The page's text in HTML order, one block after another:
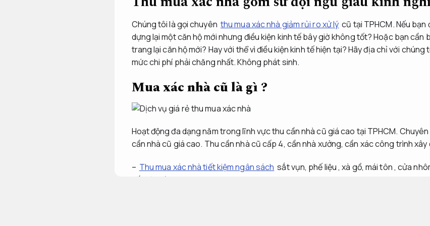
Chúng tôi là gọi chuyên thu mua xác nhà giảm rủi ro xử lý cũ tại TPHCM. Nếu
dựng lại một căn hộ mới nhưng điều kiện kinh tế bây giờ không tốt? Hoặc bạn cần
trang lại căn hộ mới? Hay với thể vì điều kiện kinh tế hiện tại? Hãy địa chỉ với
mức chi phí phải chăng nhất.Không phát sinh.
Mua xác nhà cũ là gì ?
Hoạt động đa dạng năm trong lĩnh vực thu cần nhà cũ giá cao tại TPHCM.
cần nhà cũ giá cao. Thu cần nhà cũ cấp 4, cần nhà xưởng, cần xác công trình
– Thu mua xác nhà tiết kiệm ngân sách sắt vụn, phế liệu , xà gồ, mái tôn , cửa
vấn tận tâm.